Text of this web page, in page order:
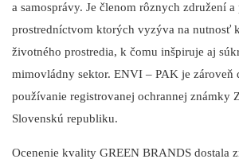
a samosprávy. Je členom rôznych združení
prostredníctvom ktorých vyzýva na nutnosť
životného prostredia, k čomu inšpiruje aj
mimovládny sektor. ENVI – PAK je zároveň
používanie registrovanej ochrannej známky
Slovenskú republiku.
Ocenenie kvality GREEN BRANDS dostala